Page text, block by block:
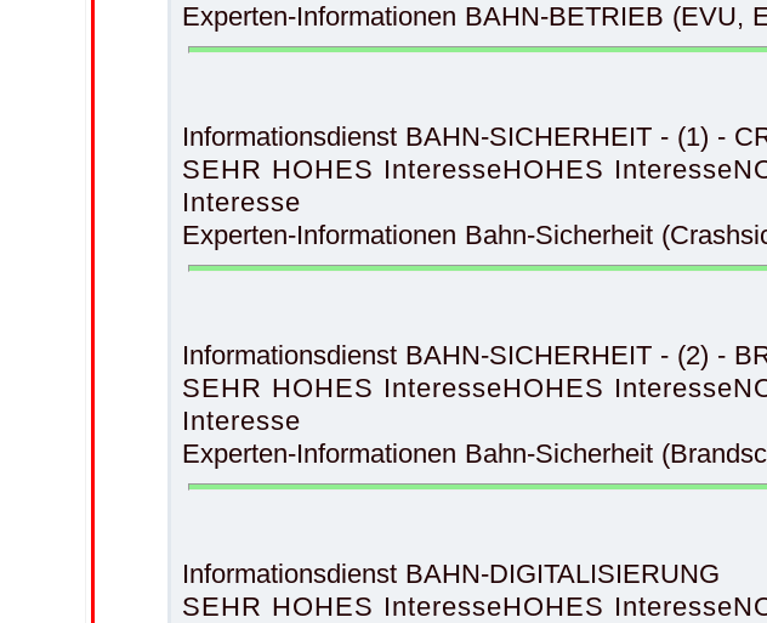
Experten-Informationen BAHN-BETRIEB (EVU,
Informationsdienst BAHN-SICHERHEIT - (1) -
SEHR HOHES InteresseHOHES Interesse
Interesse
Experten-Informationen Bahn-Sicherheit
Informationsdienst BAHN-SICHERHEIT - (2) -
SEHR HOHES InteresseHOHES Interesse
Interesse
Experten-Informationen Bahn-Sicherheit
Informationsdienst BAHN-DIGITALISIERUNG
SEHR HOHES InteresseHOHES Interesse